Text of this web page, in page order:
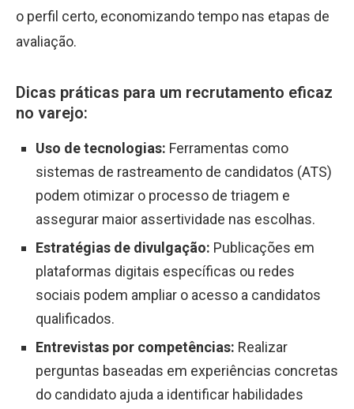
o perfil certo, economizando tempo nas etapas de
avaliação.
Dicas práticas para um recrutamento eficaz
no varejo:
Uso de tecnologias: Ferramentas como
sistemas de rastreamento de candidatos (ATS)
podem otimizar o processo de triagem e
assegurar maior assertividade nas escolhas.
Estratégias de divulgação: Publicações em
plataformas digitais específicas ou redes
sociais podem ampliar o acesso a candidatos
qualificados.
Entrevistas por competências: Realizar
perguntas baseadas em experiências concretas
do candidato ajuda a identificar habilidades